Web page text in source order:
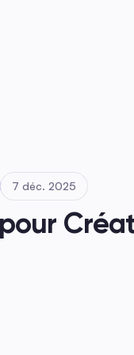
7 déc. 2025